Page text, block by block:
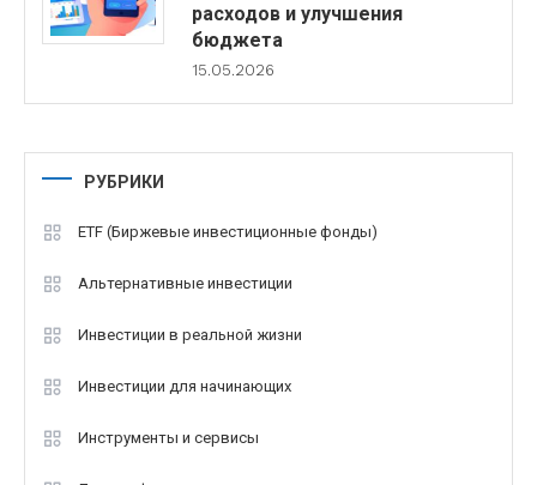
расходов и улучшения
бюджета
15.05.2026
РУБРИКИ
ETF (Биржевые инвестиционные фонды)
Альтернативные инвестиции
Инвестиции в реальной жизни
Инвестиции для начинающих
Инструменты и сервисы